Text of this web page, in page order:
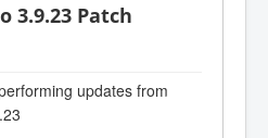
3.9.23 Patch
updates from